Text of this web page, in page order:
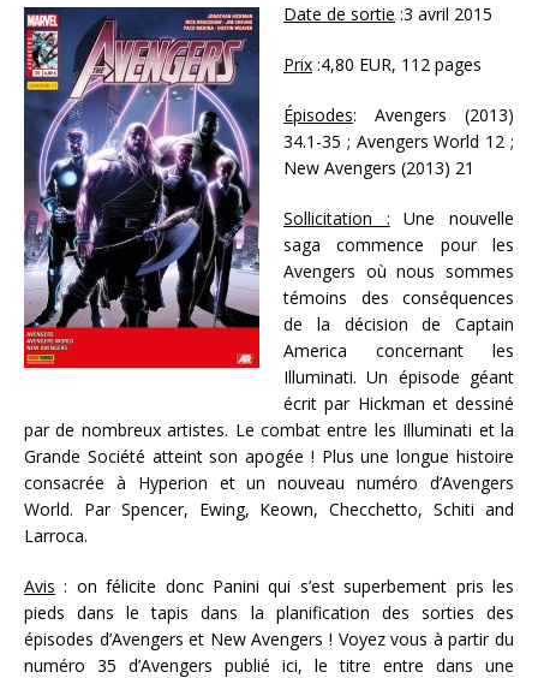
Date de sortie :3 avril 2015
Prix :4,80 EUR, 112 pages
Épisodes: Avengers (2013)
34.1-35 ; Avengers World 12 ;
New Avengers (2013) 21
Sollicitation : Une nouvelle
saga commence pour les
Avengers où nous sommes
témoins des conséquences
de la décision de Captain
America concernant les
Illuminati. Un épisode géant
écrit par Hickman et dessiné
par de nombreux artistes. Le combat entre les Illuminati et la
Grande Société atteint son apogée ! Plus une longue histoire
consacrée à Hyperion et un nouveau numéro d’Avengers
World. Par Spencer, Ewing, Keown, Checchetto, Schiti and
Larroca.
Avis : on félicite donc Panini qui s’est superbement pris les
pieds dans le tapis dans la planification des sorties des
épisodes d’Avengers et New Avengers ! Voyez vous à partir du
numéro 35 d’Avengers publié ici, le titre entre dans une